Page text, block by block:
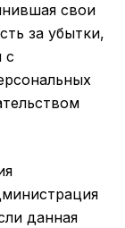
свои
за убытки,
с
данная